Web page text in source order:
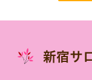
新宿サ